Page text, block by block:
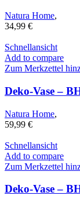
Natura Home,
34,99 €
Schnellansicht
Add to compare
Zum Merkzettel
Deko-Vase –
Natura Home,
59,99 €
Schnellansicht
Add to compare
Zum Merkzettel
Deko-Vase –